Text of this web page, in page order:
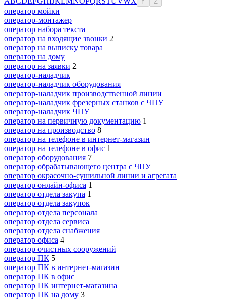
оператор мойки
оператор-монтажер
оператор набора текста
оператор на входящие звонки 2
оператор на выписку товара
оператор на дому
оператор на заявки 2
оператор-наладчик
оператор-наладчик оборудования
оператор-наладчик производственной линии
оператор-наладчик фрезерных станков с ЧПУ
оператор-наладчик ЧПУ
оператор на первичную документацию 1
оператор на производство 8
оператор на телефоне в интернет-магазин
оператор на телефоне в офис 1
оператор оборудования 7
оператор обрабатывающего центра с ЧПУ
оператор окрасочно-сушильной линии и агрегата
оператор онлайн-офиса 1
оператор отдела закупа 1
оператор отдела закупок
оператор отдела персонала
оператор отдела сервиса
оператор отдела снабжения
оператор офиса 4
оператор очистных сооружений
оператор ПК 5
оператор ПК в интернет-магазин
оператор ПК в офис
оператор ПК интернет-магазина
оператор ПК на дому 3